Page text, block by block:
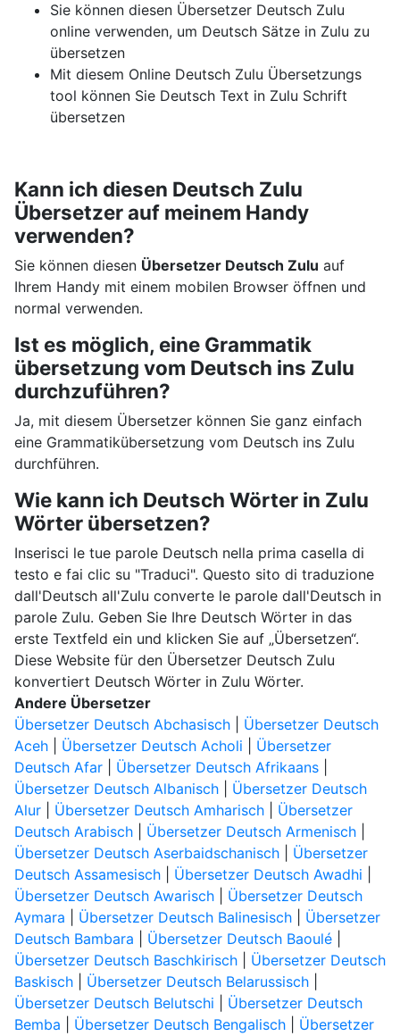
Sie können diesen Übersetzer Deutsch Zulu
online verwenden, um Deutsch Sätze in Zulu zu
übersetzen
Mit diesem Online Deutsch Zulu Übersetzungs
tool können Sie Deutsch Text in Zulu Schrift
übersetzen
Kann ich diesen Deutsch Zulu
Übersetzer auf meinem Handy
verwenden?
Sie können diesen Übersetzer Deutsch Zulu auf
Ihrem Handy mit einem mobilen Browser öffnen und
normal verwenden.
Ist es möglich, eine Grammatik
übersetzung vom Deutsch ins Zulu
durchzuführen?
Ja, mit diesem Übersetzer können Sie ganz einfach
eine Grammatikübersetzung vom Deutsch ins Zulu
durchführen.
Wie kann ich Deutsch Wörter in Zulu
Wörter übersetzen?
Inserisci le tue parole Deutsch nella prima casella di
testo e fai clic su "Traduci". Questo sito di traduzione
dall'Deutsch all'Zulu converte le parole dall'Deutsch in
parole Zulu. Geben Sie Ihre Deutsch Wörter in das
erste Textfeld ein und klicken Sie auf „Übersetzen“.
Diese Website für den Übersetzer Deutsch Zulu
konvertiert Deutsch Wörter in Zulu Wörter.
Andere Übersetzer
Übersetzer Deutsch Abchasisch| Übersetzer Deutsch
Aceh| Übersetzer Deutsch Acholi
Übersetzer
Deutsch Afar| Übersetzer Deutsch Afrikaans|
Übersetzer Deutsch Albanisch| Übersetzer Deutsch
Alur| Übersetzer Deutsch Amharisch| Übersetzer
Deutsch Arabisch| Übersetzer Deutsch Armenisch|
Übersetzer Deutsch Aserbaidschanisch| Übersetzer
Deutsch Assamesisch| Übersetzer Deutsch Awadhi
Übersetzer Deutsch Awarisch| Übersetzer Deutsch
Aymara
Übersetzer Deutsch Balinesisch| Übersetzer
Deutsch Bambara
Übersetzer Deutsch Baoulé|
Übersetzer Deutsch Baschkirisch| Übersetzer Deutsch
Baskisch| Übersetzer Deutsch Belarussisch|
Übersetzer Deutsch Belutschi
Übersetzer Deutsch
Bemba
Übersetzer Deutsch Bengalisch| Übersetzer